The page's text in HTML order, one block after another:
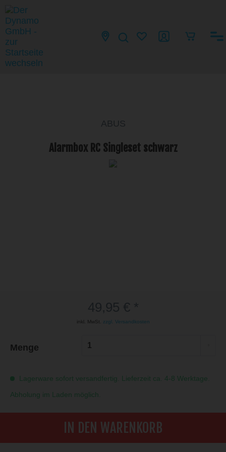
ABUS
Alarmbox RC Singleset schwarz
inkl. MwSt. zzgl. Versandkosten
Menge
Lagerware sofort versandfertig. Lieferzeit ca. 4-8 Werktage.
Abholung im Laden möglich.
IN DEN WARENKORB